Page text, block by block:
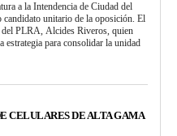
a la Intendencia de Ciudad del
unitario de la oposición. El
PLRA, Alcides Riveros, quien
estrategia para consolidar la unidad
CELULARES DE ALTA GAMA